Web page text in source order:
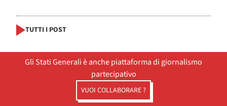
TUTTI I POST
Gli Stati Generali è anche piattaforma di giornalismo
partecipativo
VUOI COLLABORARE ?